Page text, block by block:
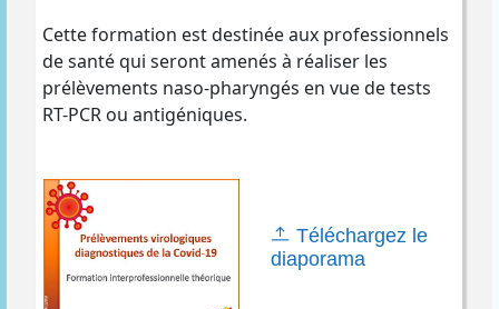
Cette formation est destinée aux professionnels
de santé qui seront amenés à réaliser les
prélèvements naso-pharyngés en vue de tests
RT-PCR ou antigéniques.
Téléchargez le
diaporama